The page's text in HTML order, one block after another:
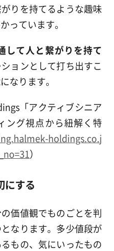
りを持てるような趣味
っています。
して人と繋がりを持て
ョンとして打ち出すこ
なります。
「アクティブシニア
ング視点から紐解く特
holdings.co.j
）
にする
価値観でものごとを判
なります。多少値段が
もの、気にいったもの